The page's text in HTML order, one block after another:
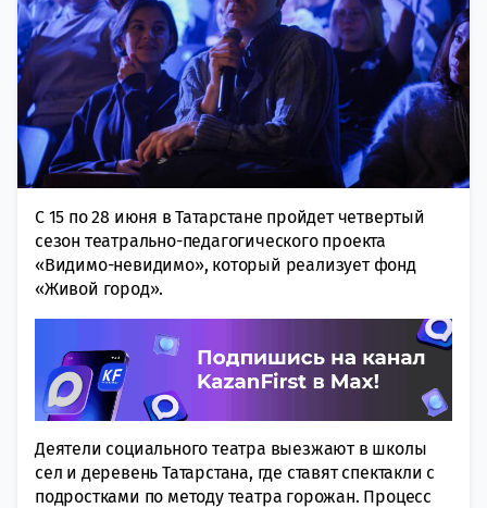
С 15 по 28 июня в Татарстане пройдет четвертый
сезон театрально-педагогического проекта
«Видимо-невидимо», который реализует фонд
«Живой город».
Деятели социального театра выезжают в школы
сел и деревень Татарстана, где ставят спектакли с
подростками по методу театра горожан. Процесс